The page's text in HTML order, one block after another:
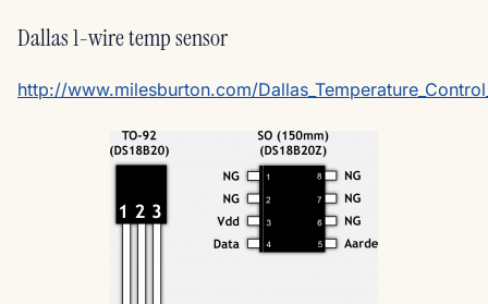
Dallas 1-wire temp sensor
http://www.milesburton.com/